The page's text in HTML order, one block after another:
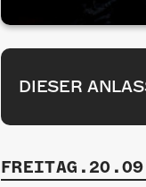
DIESER